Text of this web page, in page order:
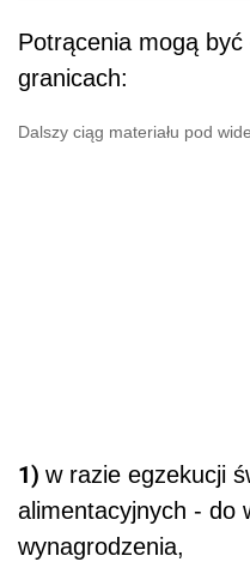
Potrącenia mogą
granicach:
Dalszy ciąg materiału pod
1) w razie egzekucji
alimentacyjnych - do
wynagrodzenia,